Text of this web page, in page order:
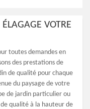
VOTRE
toutes demandes en
des prestations de
de qualité pour chaque
du paysage de votre
de jardin particulier ou
qualité à la hauteur de